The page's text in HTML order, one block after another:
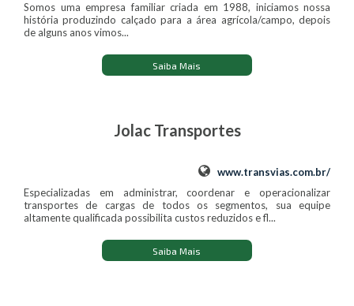
Somos uma empresa familiar criada em 1988, iniciamos nossa
história produzindo calçado para a área agrícola/campo, depois
de alguns anos vimos...
Saiba Mais
Jolac Transportes
www.transvias.com.br/
Especializadas em administrar, coordenar e operacionalizar
transportes de cargas de todos os segmentos, sua equipe
altamente qualificada possibilita custos reduzidos e fl...
Saiba Mais